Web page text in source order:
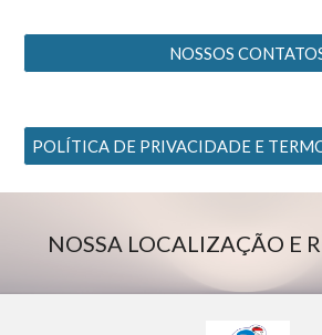
NOSSOS
POLÍTICA DE PRIVACIDADE E
NOSSA LOCALIZAÇÃO E